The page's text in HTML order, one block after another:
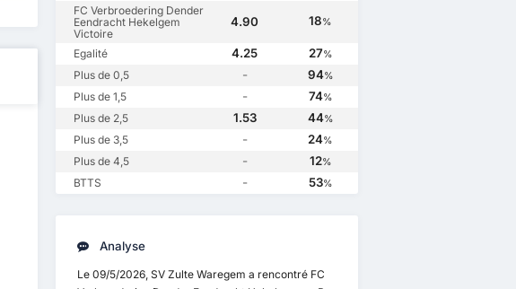
FC Verbroedering Dender
Eendracht Hekelgem
Victoire
4.90 18%
Egalité 4.25 27%
Plus de 0,5 - 94%
Plus de 1,5 - 74%
Plus de 2,5 1.53 44%
Plus de 3,5 - 24%
Plus de 4,5 - 12%
BTTS - 53%
Analyse
Le 09/5/2026, SV Zulte Waregem a rencontré FC